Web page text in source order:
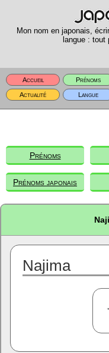
Mon nom en japonais,
langue : tout
Accueil Prénoms
Actualité
Langue
Prénoms
Prénoms japonais
Najima